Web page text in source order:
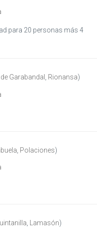
para 20 personas más 4
Garabandal Rionansa)
Polaciones)
, Lamasón)